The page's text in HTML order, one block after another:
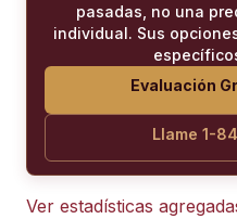
pasadas, no una
individual. Sus
Evaluación
Llame 1-
Ver estadísticas